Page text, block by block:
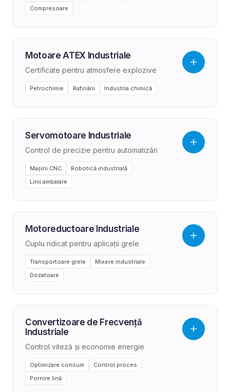
Compresoare
Motoare ATEX Industriale
Certificate pentru atmosfere explozive
Petrochimie Rafinării Industria chimică
Servomotoare Industriale
Control de precizie pentru automatizări
Mașini CNC
Robotică industrială
Linii ambalare
Motoreductoare Industriale
Cuplu ridicat pentru aplicații grele
Transportoare grele
Mixere industriale
Dozatoare
Convertizoare de Frecvență
Industriale
Control viteză și economie energie
Optimizare consum
Control proces
Pornire lină